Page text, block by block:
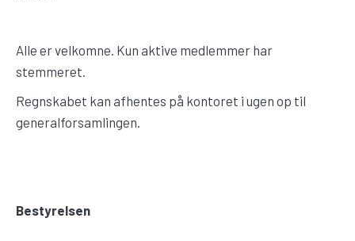
Alle er velkomne. Kun aktive medlemmer har
stemmeret.
Regnskabet kan afhentes på kontoret i ugen op til
generalforsamlingen.
Bestyrelsen